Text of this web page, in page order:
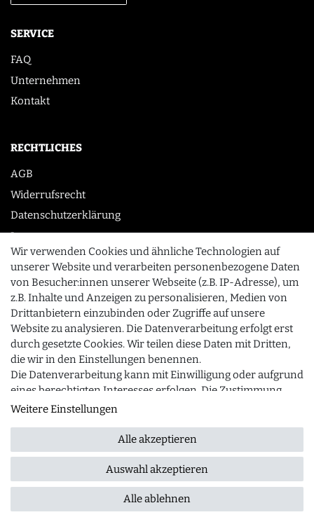
FRAGEN ZUM ARTIKEL
SERVICE
FAQ
Unternehmen
Kontakt
RECHTLICHES
AGB
Widerrufsrecht
Datenschutzerklärung
Impressum
KONTAKT
0355 /28913232
info@gourmeo24.com
Gubener Straße 19, 03042 Cottbus
© 2026 gourmeo24.com
Alle Preise inkl. MwSt., zzgl. Versandkosten
Wir verwenden Cookies und ähnliche Technologien auf
unserer Website und verarbeiten personenbezogene Daten
von Besucher:innen unserer Webseite (z.B. IP-Adresse), um
z.B. Inhalte und Anzeigen zu personalisieren, Medien von
Drittanbietern einzubinden oder Zugriffe auf unsere
Website zu analysieren. Die Datenverarbeitung erfolgt erst
durch gesetzte Cookies. Wir teilen diese Daten mit Dritten,
die wir in den Einstellungen benennen.
Die Datenverarbeitung kann mit Einwilligung oder aufgrund
eines berechtigten Interesses erfolgen. Die Zustimmung
kann erteilt oder abgelehnt werden. Es besteht das Recht,
Zeitpunkt zu ändern oder zu widerrufen. Beachten Sie
unserImpressumund weitere Hinweise zur Verwendung
personenbezogener Daten in unsererDaten­schutz­
erklärung.
Weitere Einstellungen
Alle akzeptieren
Alle ablehnen
Auswahl akzeptieren
SCHLIESSEN